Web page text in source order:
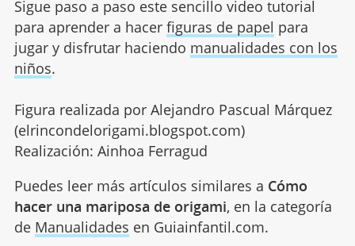
Sigue paso a paso este sencillo video tutorial
para aprender a hacer figuras de papel para
jugar y disfrutar haciendo manualidades con los
niños.
Figura realizada por Alejandro Pascual Márquez
(elrincondelorigami.blogspot.com)
Realización: Ainhoa Ferragud
Puedes leer más artículos similares a Cómo
hacer una mariposa de origami, en la categoría
de Manualidades en Guiainfantil.com.